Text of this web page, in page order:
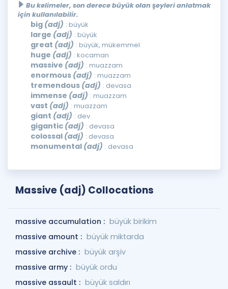
Bu kelimeler, son derece büyük olan şeyleri anlatmak
için kullanılabilir.
big (adj) : büyük
large (adj) : büyük
great (adj) : büyük, mükemmel
huge (adj) : kocaman
massive (adj) : muazzam
enormous (adj) : muazzam
tremendous (adj) : devasa
immense (adj) : muazzam
vast (adj) : muazzam
giant (adj) : dev
gigantic (adj) : devasa
colossal (adj) : devasa
monumental (adj) : devasa
Massive (adj) Collocations
massive accumulation : büyük birikim
massive amount : büyük miktarda
massive archive : büyük arşiv
massive army : büyük ordu
massive assault : büyük saldırı